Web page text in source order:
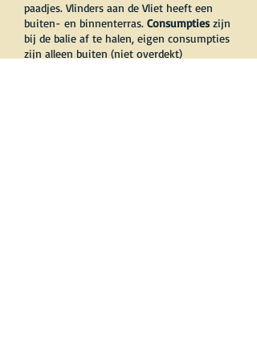
paadjes. Vlinders aan de Vliet heeft een
buiten- en binnenterras. Consumpties zijn
bij de balie af te halen, eigen consumpties
zijn alleen buiten (niet overdekt)